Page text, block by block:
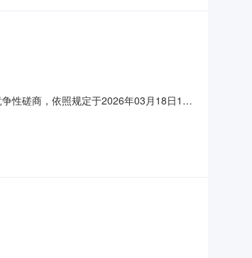
性磋商，依照规定于2026年03月18日14
月19日若有供应商认为本招标过程和成